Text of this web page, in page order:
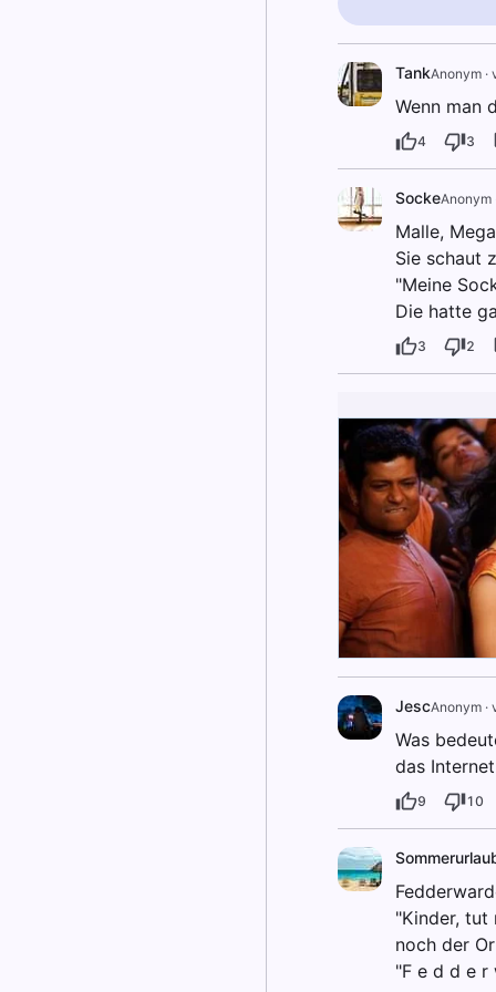
TankAnonym·
Wenn man
4 3
SockeAnonym
Malle,
Sie schaut
"Meine
Die hatte
3 2
JescAnonym·
Was
das
9 10
"Kinder, tut
noch der
"F e d d e